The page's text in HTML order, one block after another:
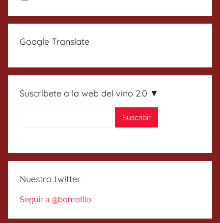
Google Translate
Suscríbete a la web del vino 2.0 ▼
Nuestro twitter
Seguir a @bonrotllo